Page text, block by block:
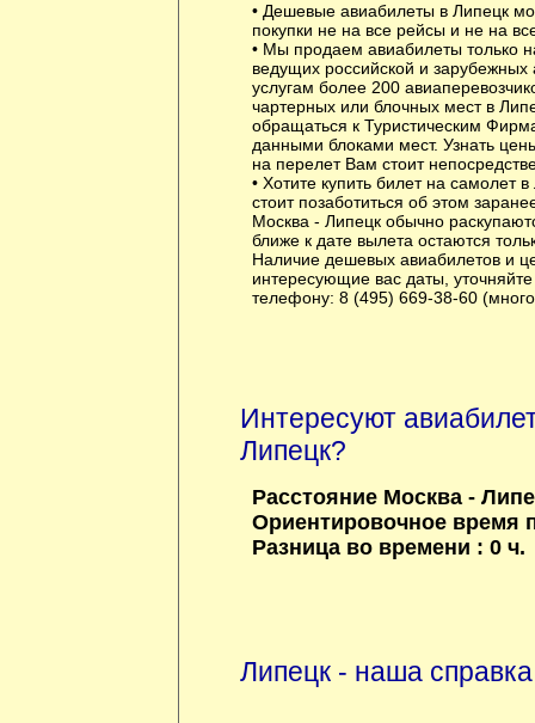
• Дешевые авиабилеты в Липецк
покупки не на все рейсы и не на
• Мы продаем авиабилеты только
ведущих российской и
услугам более 200
чартерных или блочных мест в
обращаться к Туристическим
данными блоками мест. Узнать
на перелет Вам стоит
• Хотите купить билет на самолет
стоит позаботиться об этом
Москва - Липецк обычно
ближе к дате вылета остаются
Наличие дешевых авиабилетов и
интересующие вас даты,
телефону: 8 (495) 669-38-60
Интересуют
Липецк?
Расстояние Москва -
Ориентировочное время
Разница во времени : 0 ч.
Липецк - наша справка